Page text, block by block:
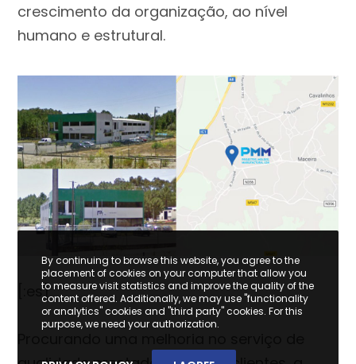
crescimento da organização, ao nível
humano e estrutural.
[:es]
By continuing to browse this website, you agree to the
placement of cookies on your computer that allow you
to measure visit statistics and improve the quality of the
content offered. Additionally, we may use "functionality
or analytics" cookies and "third party" cookies. For this
purpose, we need your authorization.